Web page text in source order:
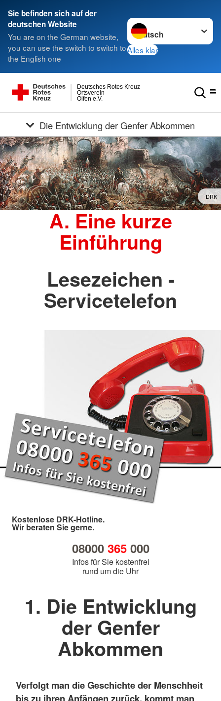
Sie befinden sich auf der
deutschen Website
You are on the German website,
you can use the switch to switch to
the English one
Sprache wechseln zu
Alles klar
Olfen e.V.
Ortsverein
Deutsches Rotes Kreuz
Die Entwicklung der Genfer Abkommen
DRK
A. Eine kurze
Einführung
Lesezeichen -
Servicetelefon
Kostenlose DRK-Hotline.
Wir beraten Sie gerne.
08000 365000
Infos für Sie kostenfrei
rund um die Uhr
1. Die Entwicklung
der Genfer
Abkommen
Verfolgt man die Geschichte der Menschheit
bis zu ihren Anfängen zurück, kommt man